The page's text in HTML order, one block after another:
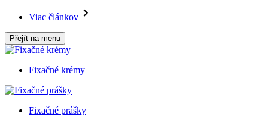
Viac článkov
Přejít na menu
Fixačné krémy
Fixačné prášky